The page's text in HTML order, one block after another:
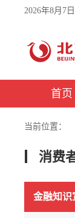
2026年8月7日
首页
当前位置：
消费
金融知识